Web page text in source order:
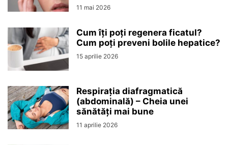
11 mai 2026
Cum îți poți regenera ficatul?
Cum poți preveni bolile hepatice?
15 aprilie 2026
Respirația diafragmatică
(abdominală) – Cheia unei
sănătăți mai bune
11 aprilie 2026